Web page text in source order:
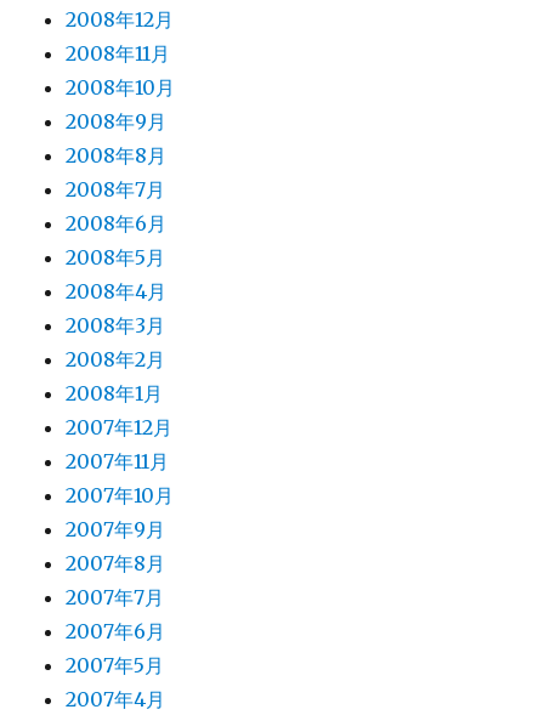
2008年12月
2008年11月
2008年10月
2008年9月
2008年8月
2008年7月
2008年6月
2008年5月
2008年4月
2008年3月
2008年2月
2008年1月
2007年12月
2007年11月
2007年10月
2007年9月
2007年8月
2007年7月
2007年6月
2007年5月
2007年4月